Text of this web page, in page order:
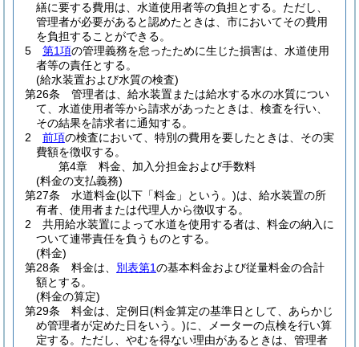
繕に要する費用は、水道使用者等の負担とする。 ただし、
管理者が必要があると認めたときは、市においてその費用
を負担することができる。
5
第1項の管理義務を怠ったために生じた損害は、水道使用
者等の責任とする。
(給水装置および水質の検査)
第26条
管理者は、給水装置または給水する水の水質につい
て、水道使用者等から請求があったときは、検査を行い、
その結果を請求者に通知する。
2
前項の検査において、特別の費用を要したときは、その実
費額を徴収する。
第4章
料金、加入分担金および手数料
(料金の支払義務)
第27条
水道料金(以下「料金」という。)は、給水装置の所
有者、使用者または代理人から徴収する。
2
共用給水装置によって水道を使用する者は、料金の納入に
ついて連帯責任を負うものとする。
(料金)
第28条
料金は、 別表第1の基本料金および従量料金の合計
額とする。
(料金の算定)
第29条
料金は、定例日(料金算定の基準日として、あらかじ
め管理者が定めた日をいう。)に、メーターの点検を行い算
定する。 ただし、やむを得ない理由があるときは、管理者